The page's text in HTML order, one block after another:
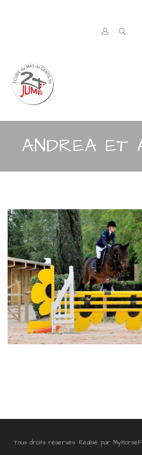
ANDREA ET
Tous droits réservés. Réalisé par